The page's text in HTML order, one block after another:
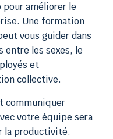
pour améliorer le
Une formation
vous guider dans
entre les sexes, le
et
collective.
communiquer
votre équipe sera
la productivité.